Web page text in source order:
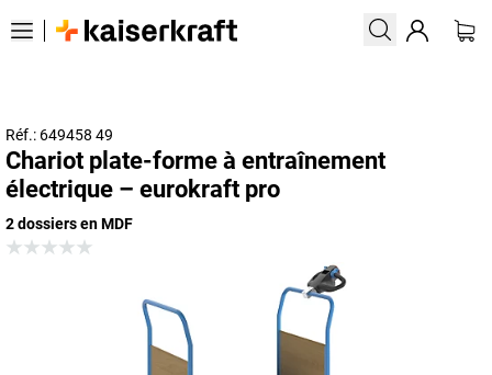
Réf.: 649458 49
Chariot plate-forme à entraînement
électrique – eurokraft pro
2 dossiers en MDF